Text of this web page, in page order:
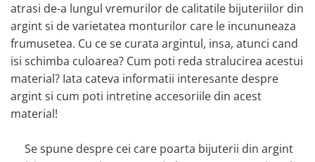
atrasi de-a lungul vremurilor de calitatile bijuteriilor din
argint si de varietatea monturilor care le incununeaza
frumusetea. Cu ce se curata argintul, insa, atunci cand
isi schimba culoarea? Cum poti reda stralucirea acestui
material? Iata cateva informatii interesante despre
argint si cum poti intretine accesoriile din acest
material!
Se spune despre cei care poarta bijuterii din argint